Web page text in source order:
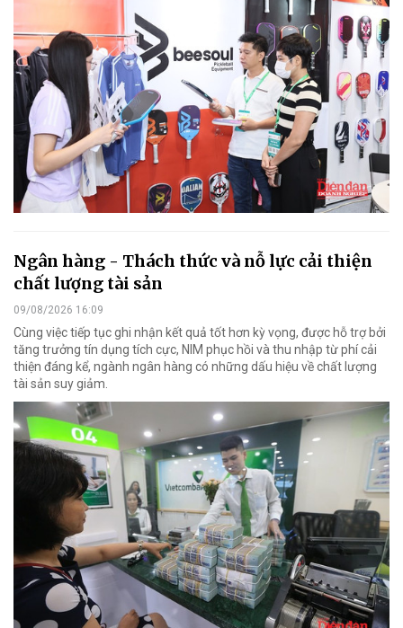
Ngân hàng - Thách thức và nỗ lực cải thiện
chất lượng tài sản
09/08/2026 16:09
Cùng việc tiếp tục ghi nhận kết quả tốt hơn kỳ vọng, được hỗ trợ bởi
tăng trưởng tín dụng tích cực, NIM phục hồi và thu nhập từ phí cải
thiện đáng kể, ngành ngân hàng có những dấu hiệu về chất lượng
tài sản suy giảm.